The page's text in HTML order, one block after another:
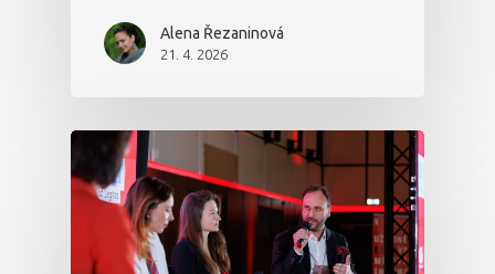
Alena Řezaninová
21. 4. 2026